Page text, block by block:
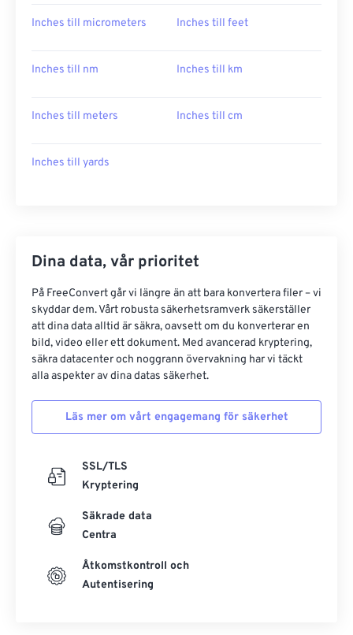
Inches till micrometers Inches till feet
Inches till nm Inches till km
Inches till meters Inches till cm
Inches till yards
Dina data, vår prioritet
På FreeConvert går vi längre än att bara konvertera filer – vi
skyddar dem. Vårt robusta säkerhetsramverk säkerställer
att dina data alltid är säkra, oavsett om du konverterar en
bild, video eller ett dokument. Med avancerad kryptering,
säkra datacenter och noggrann övervakning har vi täckt
alla aspekter av dina datas säkerhet.
Läs mer om vårt engagemang för säkerhet
SSL/TLS
Kryptering
Säkrade data
Centra
Åtkomstkontroll och
Autentisering